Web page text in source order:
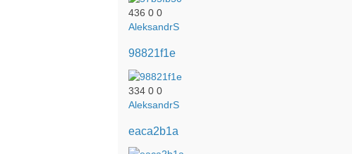
436 0 0
AleksandrS
98821f1e
334 0 0
AleksandrS
eaca2b1a